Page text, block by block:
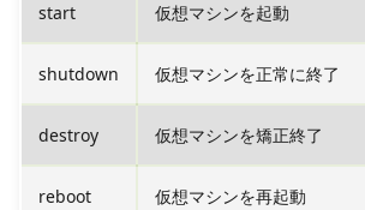
start 仮想マシンを起動
shutdown 仮想マシンを正常に終了
destroy 仮想マシンを矯正終了
reboot 仮想マシンを再起動